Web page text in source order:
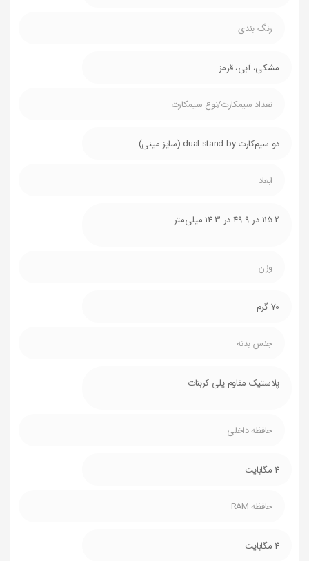
رنگ بندی
مشکی، آبی، قرمز
تعداد سیمکارت/نوع سیمکارت
دو سیم‌کارت dual stand-by (سایز مینی)
ابعاد
115.2 در 49.9 در 14.3 میلی‌متر
وزن
70 گرم
جنس بدنه
پلاستیک مقاوم پلی کربنات
حافظه داخلی
4 مگابایت
حافظه RAM
4 مگابايت